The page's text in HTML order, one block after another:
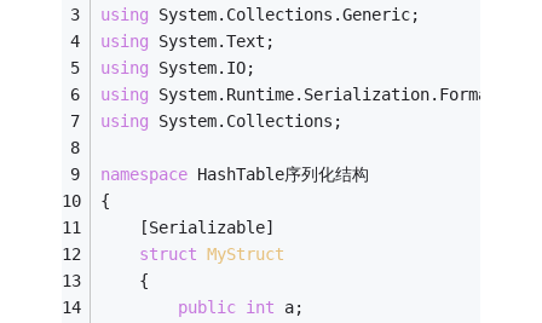
using System.Collections.Generic;
using System.Text;
using System.IO;
using
using System.Collections;
namespace HashTable序列化结构
{
    [Serializable]
struct MyStruct
    {
public int a;